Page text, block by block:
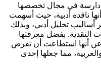
دارسة في مجال تخصصها
ناقدة أدبية، حيث أسهمت
أساليب تحليل أدبي، وبذلك
النقدية. بفضل معرفتها
عن أنها استطاعت أن تفرض
مما جعلها إحدى